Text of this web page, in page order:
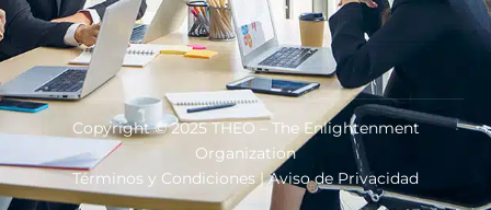
Copyright © 2025 THEO – The Enlightenment
Organization
Términos y Condiciones|Aviso de Privacidad